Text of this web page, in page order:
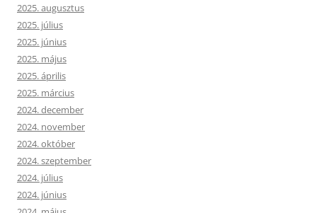
2025. augusztus
2025. július
2025. június
2025. május
2025. április
2025. március
2024. december
2024. november
2024. október
2024. szeptember
2024. július
2024. június